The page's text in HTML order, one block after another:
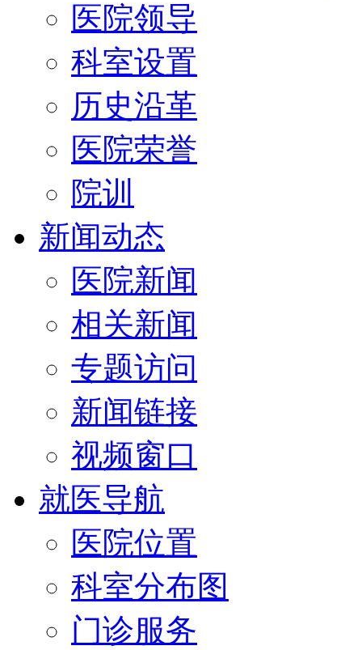
医院领导
科室设置
历史沿革
医院荣誉
院训
新闻动态
医院新闻
相关新闻
专题访问
新闻链接
视频窗口
就医导航
医院位置
科室分布图
门诊服务